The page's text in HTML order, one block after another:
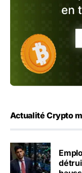
Actualité Crypto